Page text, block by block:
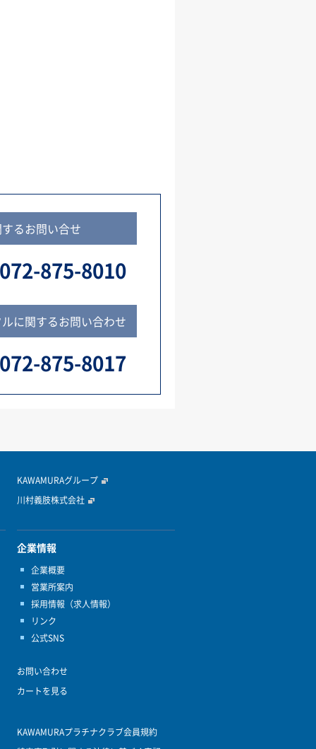
るお問い合せ
072-875-8010
に関するお問い合わせ
072-875-8017
KAWAMURAグループ
川村義肢株式会社
企業情報
企業概要
営業所案内
採用情報（求人情報）
リンク
公式SNS
お問い合わせ
カートを見る
KAWAMURAプラチナクラブ会員規約